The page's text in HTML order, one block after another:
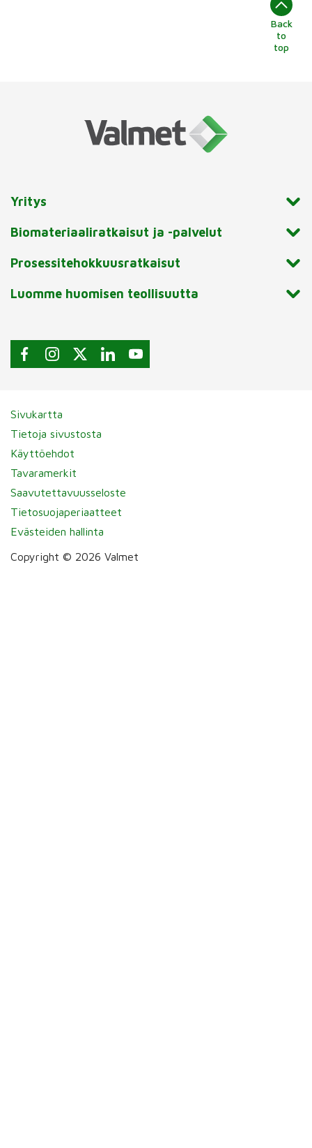
Back
to
top
Yritys
Biomateriaaliratkaisut ja -palvelut
Prosessitehokkuusratkaisut
Luomme huomisen teollisuutta
Sivukartta
Tietoja sivustosta
Käyttöehdot
Tavaramerkit
Saavutettavuusseloste
Tietosuojaperiaatteet
Evästeiden hallinta
Copyright © 2026 Valmet